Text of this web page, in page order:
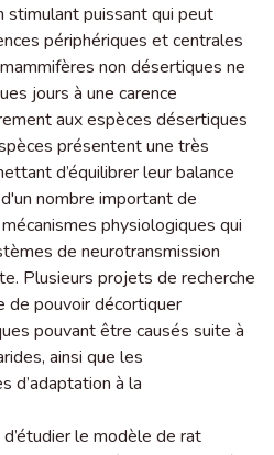
puissant qui peut
périphériques et centrales
non désertiques ne
jours à une carence
aux espèces désertiques
présentent une très
d’équilibrer leur balance
nombre important de
physiologiques qui
de neurotransmission
Plusieurs projets de recherche
de pouvoir décortiquer
pouvant être causés suite à
ainsi que les
d’adaptation à la
le modèle de rat